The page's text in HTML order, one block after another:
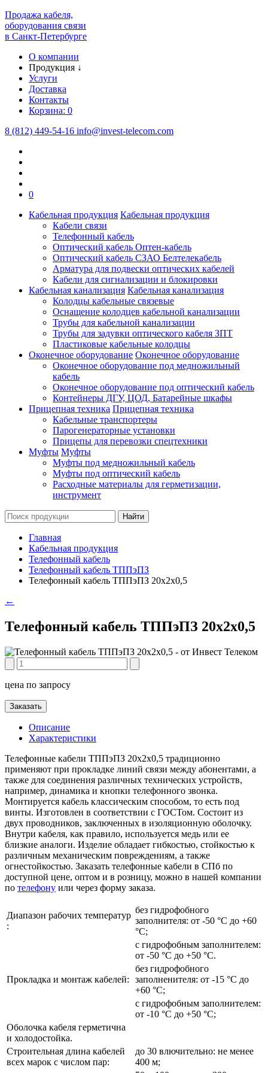
Продажа кабеля,
оборудования связи
в Санкт-Петербурге
О компании
Продукция ↓
Услуги
Доставка
Контакты
Корзина: 0
8 (812) 449-54-16 info@invest-telecom.com
0
Кабельная продукция Кабельная продукция
Кабели связи
Телефонный кабель
Оптический кабель Оптен-кабель
Оптический кабель СЗАО Белтелекабель
Арматура для подвески оптических кабелей
Кабели для сигнализации и блокировки
Кабельная канализация Кабельная канализация
Колодцы кабельные связевые
Оснащение колодцев кабельной канализации
Трубы для кабельной канализации
Трубы для задувки оптического кабеля ЗПТ
Пластиковые кабельные колодцы
Оконечное оборудование Оконечное оборудование
Оконечное оборудование под медножильный
кабель
Оконечное оборудование под оптический кабель
Контейнеры ДГУ, ЦОД, Батарейные шкафы
Прицепная техника Прицепная техника
Кабельные транспортеры
Парогенераторные установки
Прицепы для перевозки спецтехники
Муфты Муфты
Муфты под медножильный кабель
Муфты под оптический кабель
Расходные материалы для герметизации,
инструмент
Главная
Кабельная продукция
Телефонный кабель
Телефонный кабель ТППэПЗ
Телефонный кабель ТППэПЗ 20х2х0,5
←
Телефонный кабель ТППэПЗ 20х2х0,5
цена по запросу
Заказать
Описание
Характеристики
Телефонные кабели ТППэПЗ 20х2х0,5 традиционно
применяют при прокладке линий связи между абонентами, а
также для соединения различных технических устройств,
например, динамика и кнопки телефонного звонка.
Монтируется кабель классическим способом, то есть под
винты. Изготовлен в соответствии с ГОСТом. Состоит из
двух проводников, заключенных в изоляционную оболочку.
Внутри кабеля, как правило, используется медь или ее
близкие аналоги. Изделие обладает гибкостью, стойкостью к
различным механическим повреждениям, а также
огнестойкостью. Заказать телефонные кабели в СПб по
доступной цене, оптом и в розницу, можно в нашей компании
по телефону или через форму заказа.
Диапазон рабочих температур
:
без гидрофобного
заполнителя: от -50 °С до +60
°С;
с гидрофобным заполнителем:
от -50 °С до +50 °С.
Прокладка и монтаж кабелей:
без гидрофобного
заполненителя: от -15 °С до
+60 °С;
с гидрофобным заполнителем:
от -10 °С до +50 °С;
Оболочка кабеля герметична
и холодостойка.
Строительная длина кабелей
всех марок с числом пар:
до 30 влючительно: не менее
400 м;